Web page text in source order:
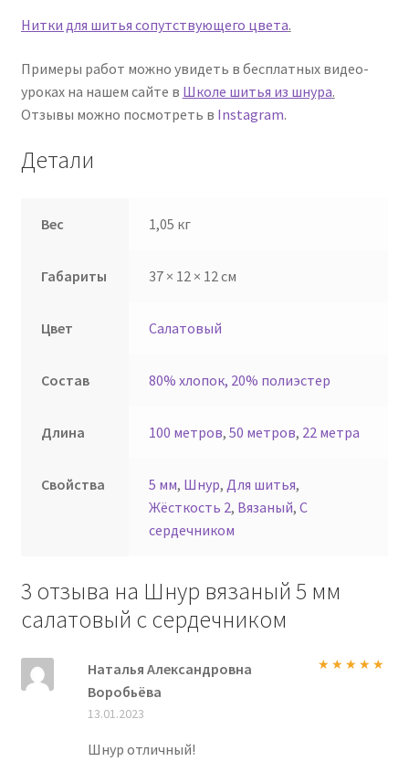
Нитки для шитья сопутствующего цвета.
Примеры работ можно увидеть в бесплатных видео-
уроках на нашем сайте в Школе шитья из шнура.
Отзывы можно посмотреть в Instagram.
Детали
Вес 1,05 кг
Габариты 37 × 12 × 12 см
Цвет Салатовый
Состав 80% хлопок, 20% полиэстер
Длина 100 метров,50 метров, 22 метра
Свойства 5 мм, Шнур,Для шитья,
Жёсткость 2, Вязаный,С
сердечником
3 отзыва на Шнур вязаный 5 мм
салатовый с сердечником
Наталья Александровна
Воробьёва
13.01.2023
Шнур отличный!